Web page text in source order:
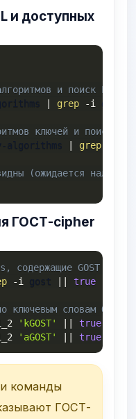
и доступных
и поиск ГОСТ-
grep -i
ключей и поиск
grep
(ожидается наличие
ГОСТ-cipher
GOST
-i || true
словам
'kGOST' ||
true
'aGOST' || true
команды
ГОСТ-